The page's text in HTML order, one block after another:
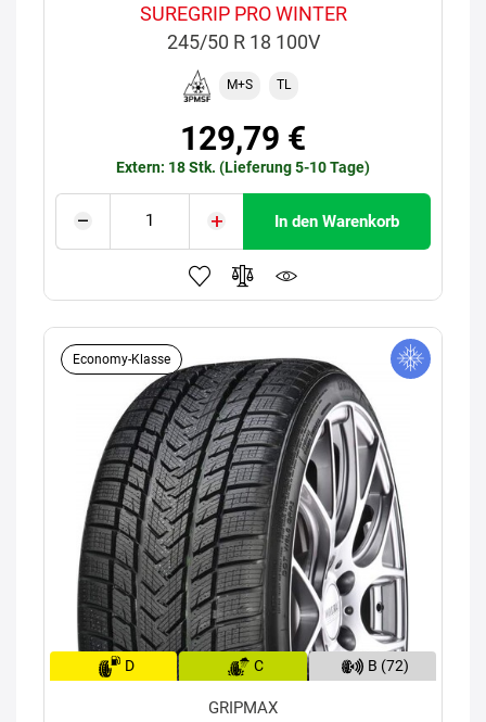
SUREGRIP PRO WINTER
245/50 R 18 100V
M+S TL
129,79 €
Extern: 18 Stk. (Lieferung 5-10 Tage)
In den Warenkorb
Economy-Klasse
D C B (72)
GRIPMAX